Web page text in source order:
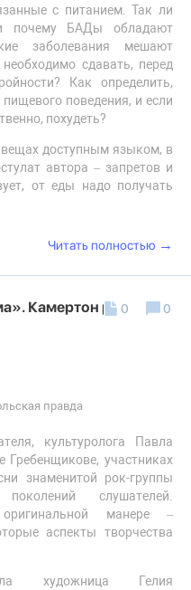
с питанием. Так ли
почему БАДы обладают
заболевания мешают
сдавать, перед
Как определить,
поведения, и если
похудеть?
доступным языком, в
автора – запретов и
от еды надо получать
Читать полностью →
Камертон русского
правда
культуролога Павла
Гребенщикове, участниках
знаменитой рок-группы
слушателей.
манере –
аспекты творчества
художница Гелия
0 0